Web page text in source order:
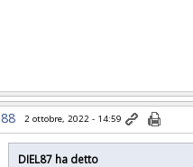
88 2 ottobre, 2022 - 14:59
DIEL87 ha detto